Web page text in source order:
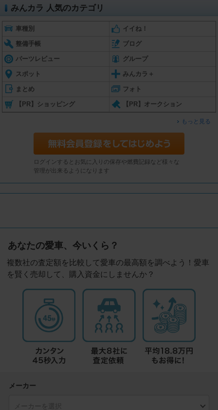
みんカラ 人気のカテゴリ
車種別 イイね！
整備手帳 ブログ
パーツレビュー グループ
スポット みんカラ＋
まとめ フォト
【PR】ショッピング 【PR】オークション
もっと見る
ログインするとお気に入りの保存や燃費記録など様々な
管理が出来るようになります
あなたの愛車、今いくら？
複数社の査定額を比較して愛車の最高額を調べよう！愛車
を賢く売却して、購入資金にしませんか？
メーカー